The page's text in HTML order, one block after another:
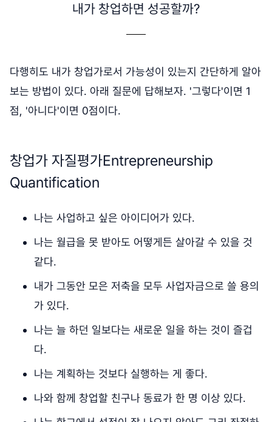
내가 창업하면 성공할까?
다행히도 내가 창업가로서 가능성이 있는지 간단하게 알아
보는 방법이 있다. 아래 질문에 답해보자. '그렇다'이면 1
점, '아니다'이면 0점이다.
창업가 자질평가Entrepreneurship
Quantification
나는 사업하고 싶은 아이디어가 있다.
나는 월급을 못 받아도 어떻게든 살아갈 수 있을 것
같다.
내가 그동안 모은 저축을 모두 사업자금으로 쓸 용의
가 있다.
나는 늘 하던 일보다는 새로운 일을 하는 것이 즐겁
다.
나는 계획하는 것보다 실행하는 게 좋다.
나와 함께 창업할 친구나 동료가 한 명 이상 있다.